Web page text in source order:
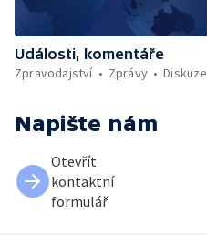
Události, komentáře
Zpravodajství
Zprávy Diskuze
Napište nám
Otevřít
kontaktní
formulář